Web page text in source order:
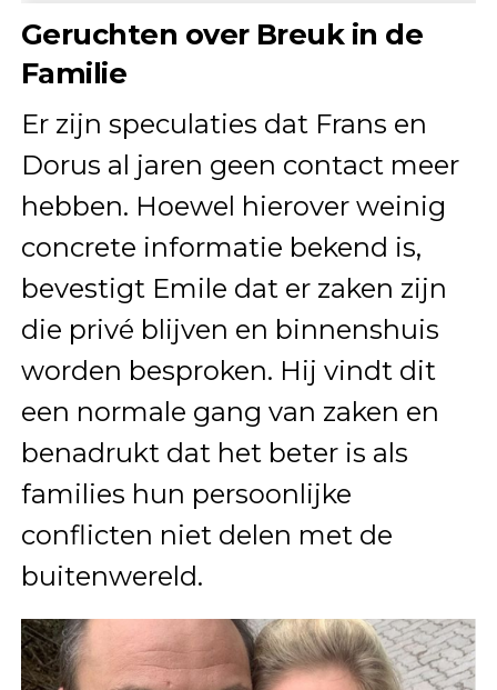
Geruchten over Breuk in de
Familie
Er zijn speculaties dat Frans en
Dorus al jaren geen contact meer
hebben. Hoewel hierover weinig
concrete informatie bekend is,
bevestigt Emile dat er zaken zijn
die privé blijven en binnenshuis
worden besproken. Hij vindt dit
een normale gang van zaken en
benadrukt dat het beter is als
families hun persoonlijke
conflicten niet delen met de
buitenwereld.